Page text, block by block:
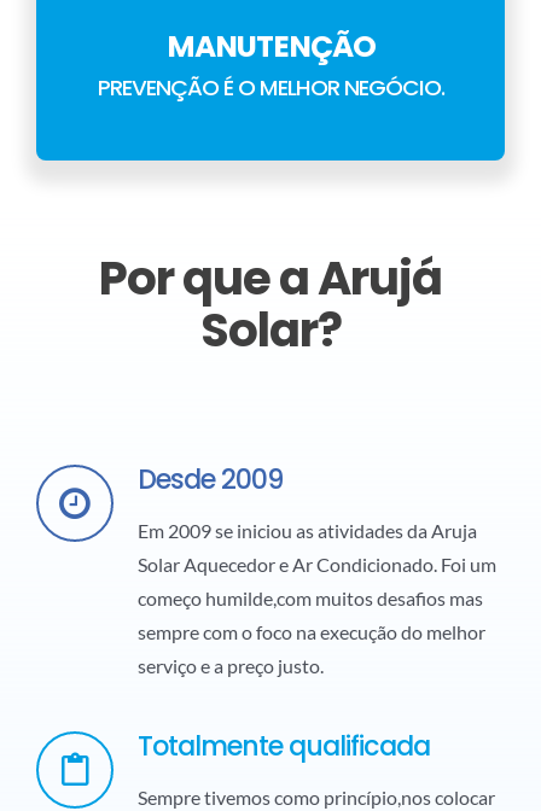
MANUTENÇÃO
PREVENÇÃO É O MELHOR NEGÓCIO.
Por que a Arujá
Solar?
Desde 2009
Em 2009 se iniciou as atividades da Aruja
Solar Aquecedor e Ar Condicionado. Foi um
começo humilde,com muitos desafios mas
sempre com o foco na execução do melhor
serviço e a preço justo.
Totalmente qualificada
Sempre tivemos como princípio,nos colocar